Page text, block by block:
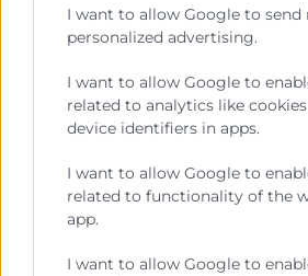
I want to allow Google to send
personalized advertising.
I want to allow Google to
related to analytics like
device identifiers in apps.
I want to allow Google to
related to functionality of the
app.
I want to allow Google to
Sobre la Cámara
Transparencia
Precio mesa citricos
Enlaces de Interés
Fondos Estructurales